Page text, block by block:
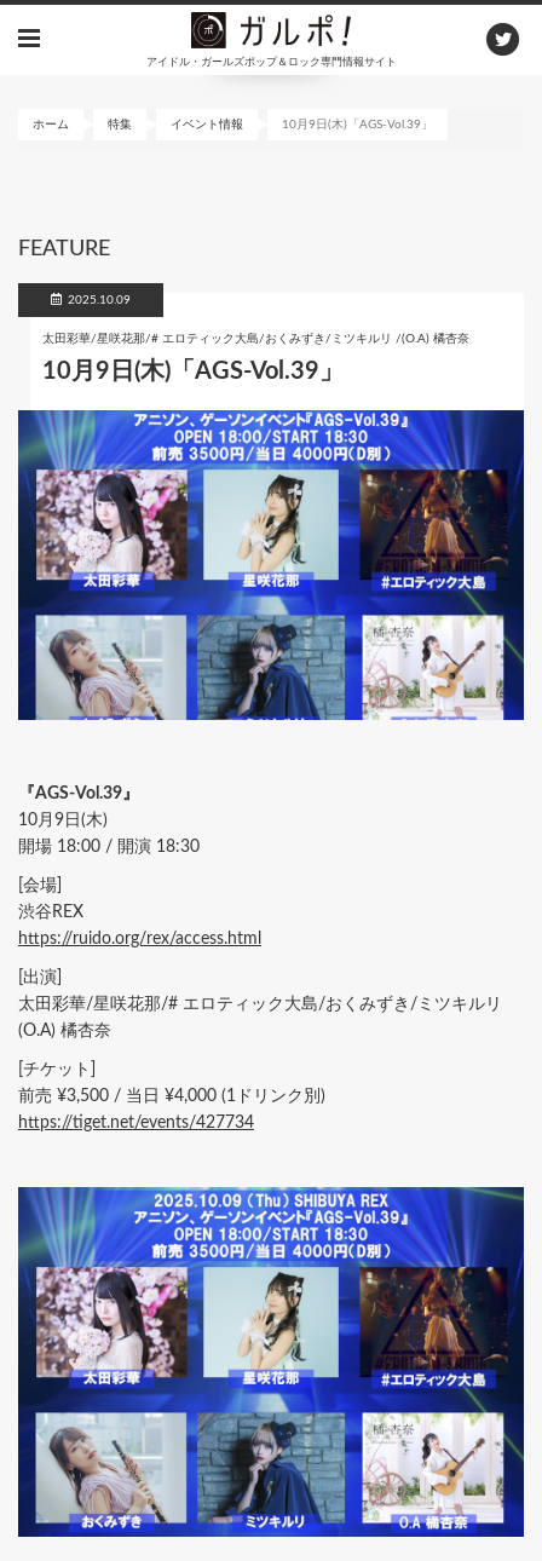
アイドル・ガールズポップ＆ロック専門情報サイト
ホーム 特集 イベント情報 10月9日(木)「AGS-Vol.39」
FEATURE
2025.10.09
太田彩華/星咲花那/# エロティック大島/おくみずき/ミツキルリ /(O.A) 橘杏奈
10月9日(木)「AGS-Vol.39」
『AGS-Vol.39』
10月9日(木)
開場 18:00 / 開演 18:30
[会場]
渋谷REX
https://ruido.org/rex/access.html
[出演]
太田彩華/星咲花那/# エロティック大島/おくみずき/ミツキルリ
(O.A) 橘杏奈
[チケット]
前売 ¥3,500 / 当日 ¥4,000 (1ドリンク別)
https://tiget.net/events/427734